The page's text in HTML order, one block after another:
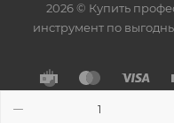
2026 © Купить
инструмент по